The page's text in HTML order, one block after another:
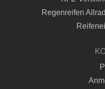
Regenreifen